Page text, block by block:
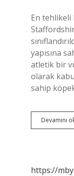
En tehlikeli
yapısına
atletik bir
olarak
sahip
Devamını
https://